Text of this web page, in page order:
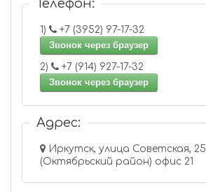
Телефон:
1)
+7 (3952) 97-17-32
Звонок через браузер
2)
+7 (914) 927-17-32
Звонок через браузер
Адрес:
Иркутск, улица Советская, 25
(Октябрьский район) офис 21